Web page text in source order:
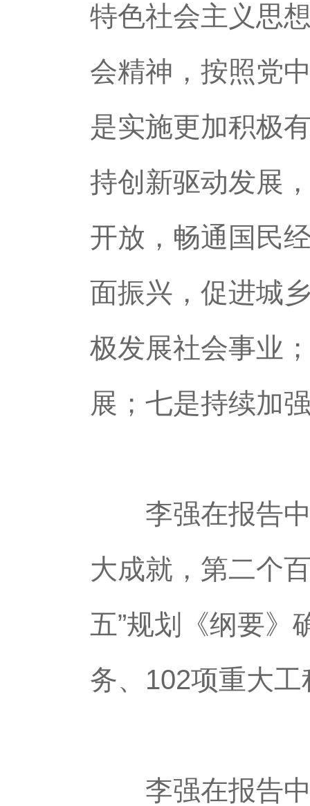
特色社会主义思
会精神，按照党
是实施更加积极
持创新驱动发展
开放，畅通国民
面振兴，促进城
极发展社会事业
展；七是持续加
李强在报告中
大成就，第二个
五”规划《纲要》
务、102项重大
李强在报告中